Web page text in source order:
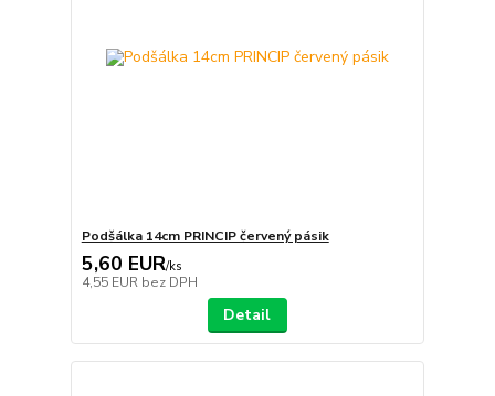
Podšálka 14cm PRINCIP červený pásik
5,60 EUR/ks
4,55 EUR bez DPH
Detail